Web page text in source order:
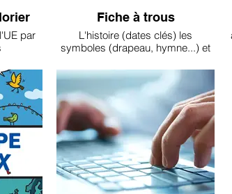
par
Fiche à trous
L'histoire (dates clés) les
symboles (drapeau, hymne...) et
observer une pièce et un billet)